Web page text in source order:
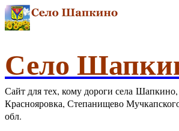
Село
Сайт для тех, кому дороги села
Краснояровка, Степанищево
обл.